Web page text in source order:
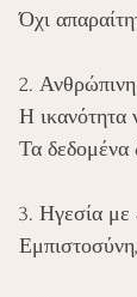
Όχι
2. Ανθρώπινη
Η ικανότητα
Τα δεδομένα
3. Ηγεσία με